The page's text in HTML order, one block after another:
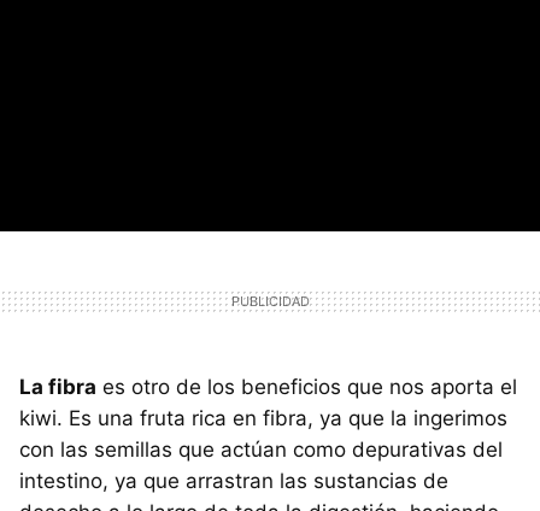
La fibra es otro de los beneficios que nos aporta el
kiwi. Es una fruta rica en fibra, ya que la ingerimos
con las semillas que actúan como depurativas del
intestino, ya que arrastran las sustancias de